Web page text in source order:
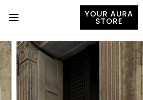
YOUR AURA
STORE